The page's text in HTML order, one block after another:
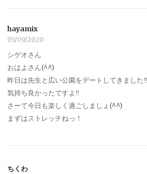
hayamix
05/09/2020
シゲオさん
おはよさん(^^)
昨日は先生と広い公園をデートしてきました
気持ち良かったですよ‼︎
さーて今日も楽しく過ごしましょ(^^)
まずはストレッチねっ！
ちくわ